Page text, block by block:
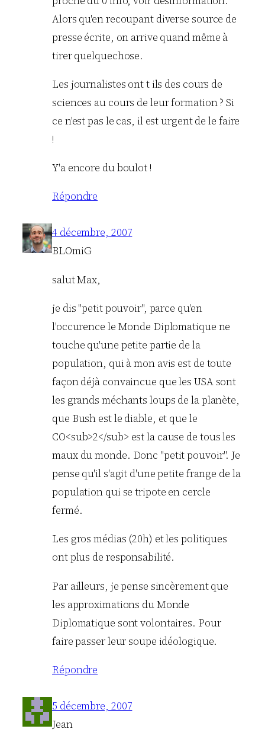
Alors qu'en recoupant diverse source de
presse écrite, on arrive quand même à
tirer quelquechose.
Les journalistes ont t ils des cours de
sciences au cours de leur formation ? Si
ce n'est pas le cas, il est urgent de le faire
!
Y'a encore du boulot !
Répondre
4 décembre, 2007
BLOmiG
salut Max,
je dis "petit pouvoir", parce qu'en
l'occurence le Monde Diplomatique ne
touche qu'une petite partie de la
population, qui à mon avis est de toute
façon déjà convaincue que les USA sont
les grands méchants loups de la planète,
que Bush est le diable, et que le
CO<sub>2</sub> est la cause de tous les
maux du monde. Donc "petit pouvoir". Je
pense qu'il s'agit d'une petite frange de la
population qui se tripote en cercle
fermé.
Les gros médias (20h) et les politiques
ont plus de responsabilité.
Par ailleurs, je pense sincèrement que
les approximations du Monde
Diplomatique sont volontaires. Pour
faire passer leur soupe idéologique.
Répondre
5 décembre, 2007
Jean